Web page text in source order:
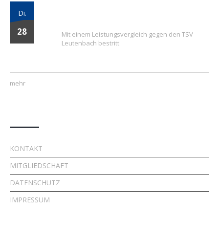
Di.
28
Mit einem Leistungsvergleich gegen den TSV
Leutenbach bestritt
mehr
KONTAKT
MITGLIEDSCHAFT
DATENSCHUTZ
IMPRESSUM